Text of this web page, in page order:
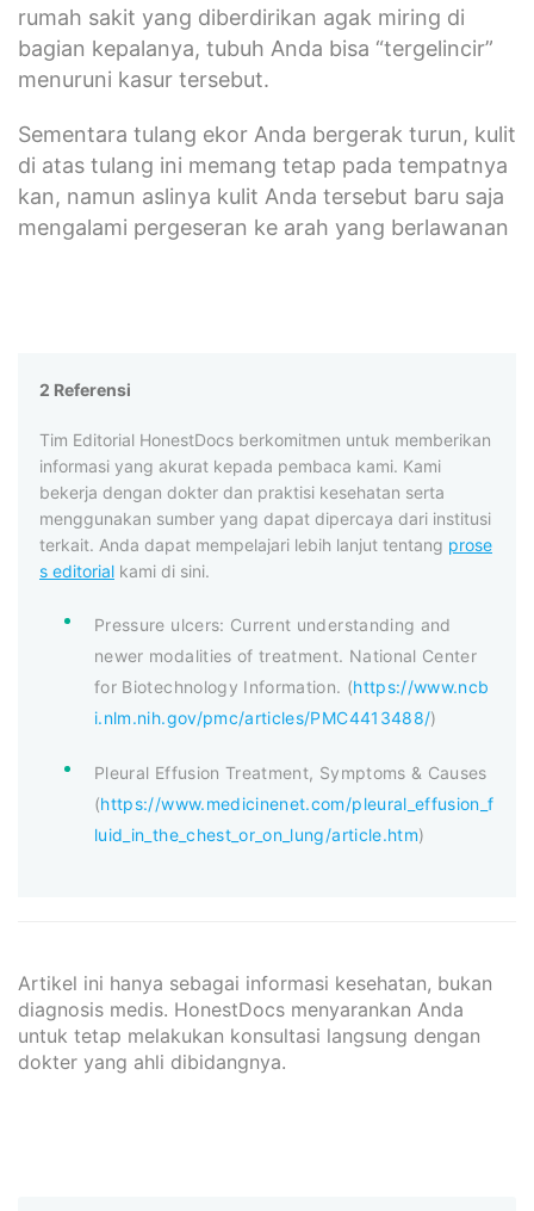
rumah sakit yang diberdirikan agak miring di
bagian kepalanya, tubuh Anda bisa “tergelincir”
menuruni kasur tersebut.
Sementara tulang ekor Anda bergerak turun, kulit
di atas tulang ini memang tetap pada tempatnya
kan, namun aslinya kulit Anda tersebut baru saja
mengalami pergeseran ke arah yang berlawanan
2 Referensi
Tim Editorial HonestDocs berkomitmen untuk memberikan
informasi yang akurat kepada pembaca kami. Kami
bekerja dengan dokter dan praktisi kesehatan serta
menggunakan sumber yang dapat dipercaya dari institusi
terkait. Anda dapat mempelajari lebih lanjut tentang prose
s editorial kami di sini.
Pressure ulcers: Current understanding and
newer modalities of treatment. National Center
for Biotechnology Information. (https://www.ncb
i.nlm.nih.gov/pmc/articles/PMC4413488/)
Pleural Effusion Treatment, Symptoms & Causes
(https://www.medicinenet.com/pleural_effusion_f
luid_in_the_chest_or_on_lung/article.htm)
Artikel ini hanya sebagai informasi kesehatan, bukan
diagnosis medis. HonestDocs menyarankan Anda
untuk tetap melakukan konsultasi langsung dengan
dokter yang ahli dibidangnya.